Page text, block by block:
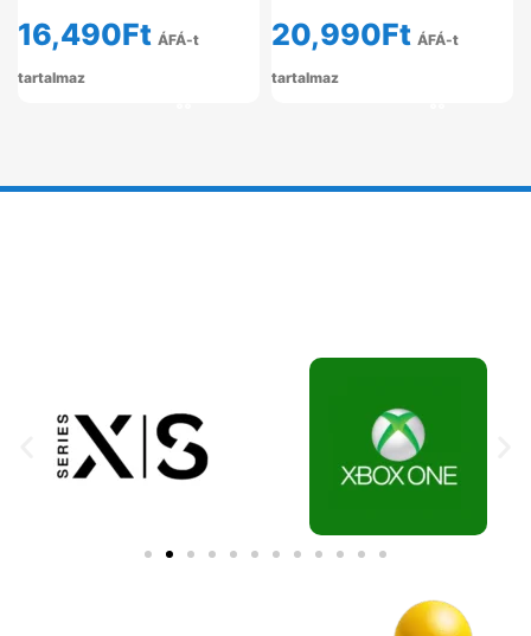
16,490Ft ÁFÁ-t
tartalmaz
20,990Ft ÁFÁ-t
tartalmaz